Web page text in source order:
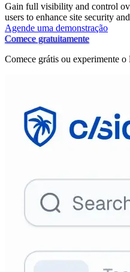
Gain full visibility and control
users to enhance site security
Agende uma demonstração
Comece gratuitamente
Comece grátis ou experimente o